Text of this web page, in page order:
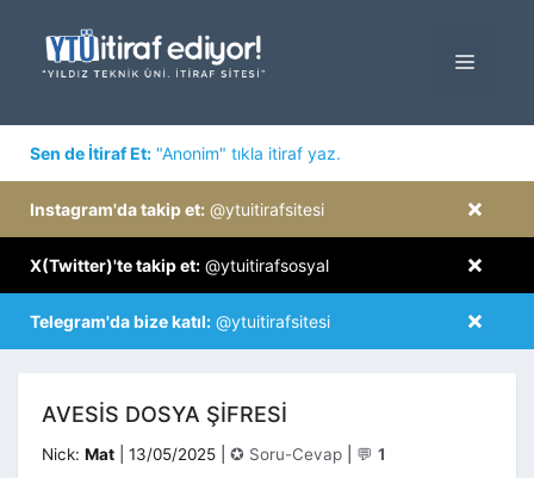
MENÜ
Sen de İtiraf Et: "Anonim" tıkla itiraf yaz.
×
Instagram'da takip et: @ytuitirafsitesi
×
X(Twitter)'te takip et: @ytuitirafsosyal
×
Telegram'da bize katıl: @ytuitirafsitesi
AVESIS DOSYA ŞIFRESI
Nick: Mat 13/05/2025 Kategoriler
✪ Soru-Cevap 💬 1